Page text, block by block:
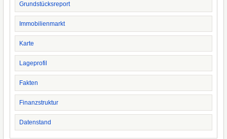
Grundstücksreport
Immobilienmarkt
Karte
Lageprofil
Fakten
Finanzstruktur
Datenstand